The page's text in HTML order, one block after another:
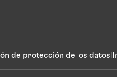
de protección de los datos